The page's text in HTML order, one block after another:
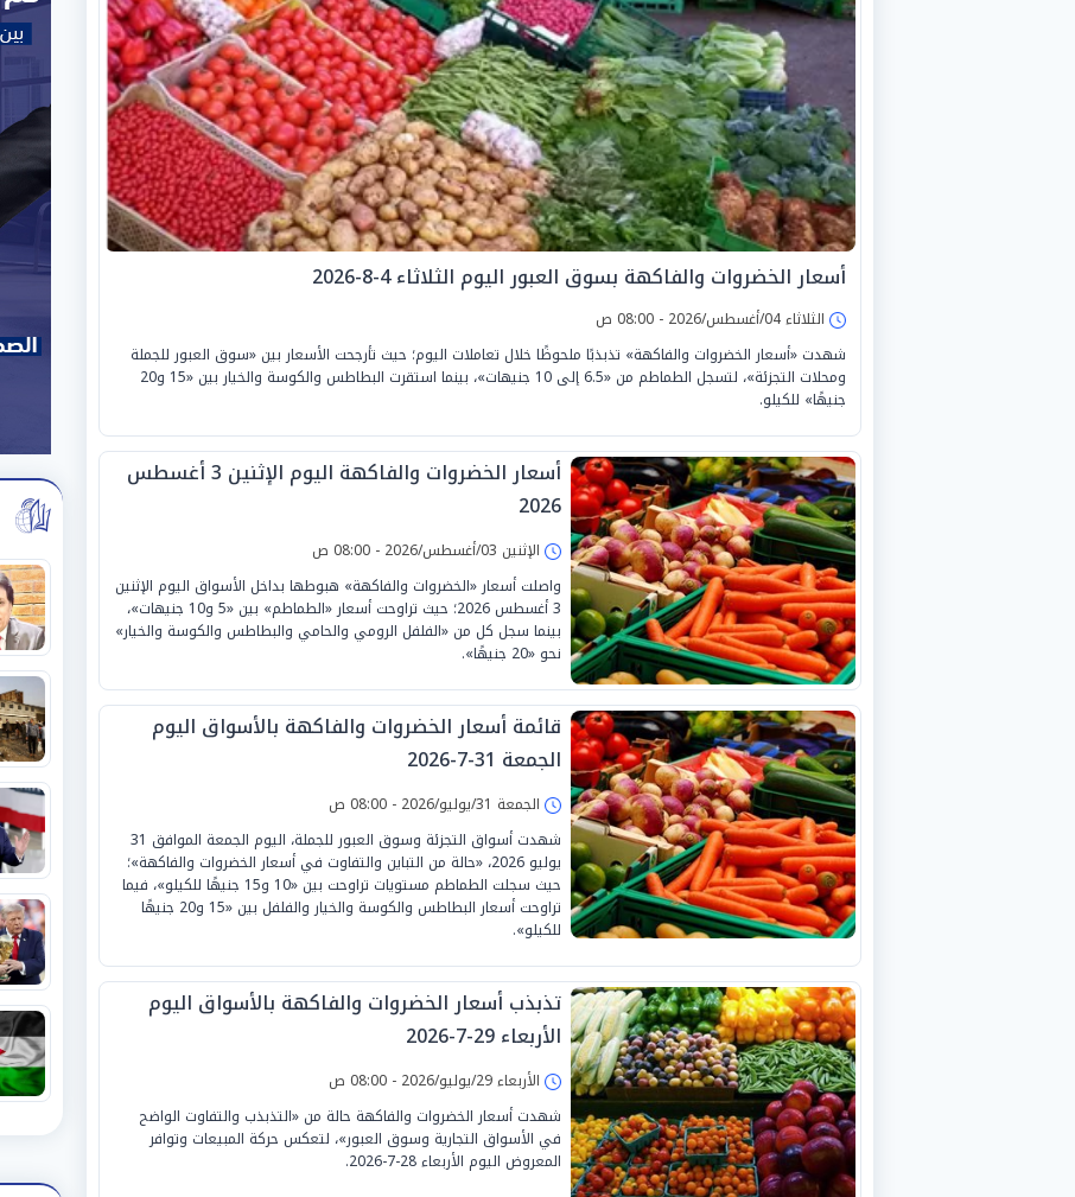
أسعار الخضروات والفاكهة بسوق العبور اليوم الثلاثاء 4-8-2026
الثلاثاء 04/أغسطس/2026 - 08:00 ص
شهدت «أسعار الخضروات والفاكهة» تذبذبًا ملحوظًا خلال تعاملات اليوم؛ حيث تأرجحت الأسعار بين «سوق العبور للجملة
ومحلات التجزئة»، لتسجل الطماطم من «6.5 إلى 10 جنيهات»، بينما استقرت البطاطس والكوسة والخيار بين «15 و20
جنيهًا» للكيلو.
أسعار الخضروات والفاكهة اليوم الإثنين 3 أغسطس
2026
الإثنين 03/أغسطس/2026 - 08:00 ص
واصلت أسعار «الخضروات والفاكهة» هبوطها بداخل الأسواق اليوم الإثنين
3 أغسطس 2026؛ حيث تراوحت أسعار «الطماطم» بين «5 و10 جنيهات»،
بينما سجل كل من «الفلفل الرومي والحامي والبطاطس والكوسة والخيار»
نحو «20 جنيهًا».
قائمة أسعار الخضروات والفاكهة بالأسواق اليوم
الجمعة 31-7-2026
الجمعة 31/يوليو/2026 - 08:00 ص
شهدت أسواق التجزئة وسوق العبور للجملة، اليوم الجمعة الموافق 31
يوليو 2026، «حالة من التباين والتفاوت في أسعار الخضروات والفاكهة»؛
حيث سجلت الطماطم مستويات تراوحت بين «10 و15 جنيهًا للكيلو»، فيما
تراوحت أسعار البطاطس والكوسة والخيار والفلفل بين «15 و20 جنيهًا
للكيلو».
تذبذب أسعار الخضروات والفاكهة بالأسواق اليوم
الأربعاء 29-7-2026
الأربعاء 29/يوليو/2026 - 08:00 ص
شهدت أسعار الخضروات والفاكهة حالة من «التذبذب والتفاوت الواضح
في الأسواق التجارية وسوق العبور»، لتعكس حركة المبيعات وتوافر
المعروض اليوم الأربعاء 28-7-2026.